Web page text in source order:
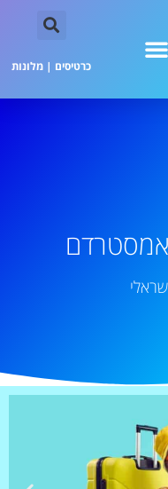
כרטיסים | מלונות